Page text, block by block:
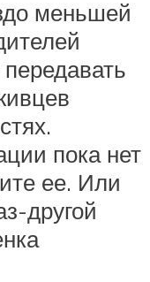
меньшей
пока нет
ее. Или
другой